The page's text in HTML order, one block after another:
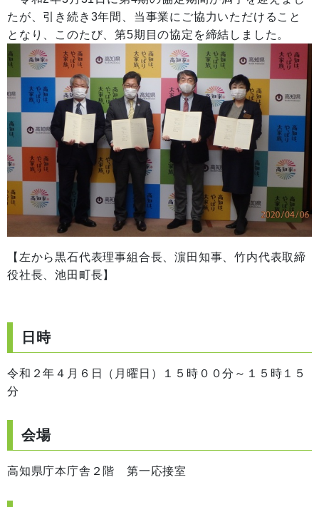
たが、引き続き3年間、当事業にご協力いただけること
となり、このたび、第5期目の協定を締結しました。
【左から黒石代表理事組合長、濵田知事、竹内代表取締
役社長、池田町長】
日時
令和２年４月６日（月曜日）１５時００分～１５時１５
分
会場
高知県庁本庁舎２階 第一応接室